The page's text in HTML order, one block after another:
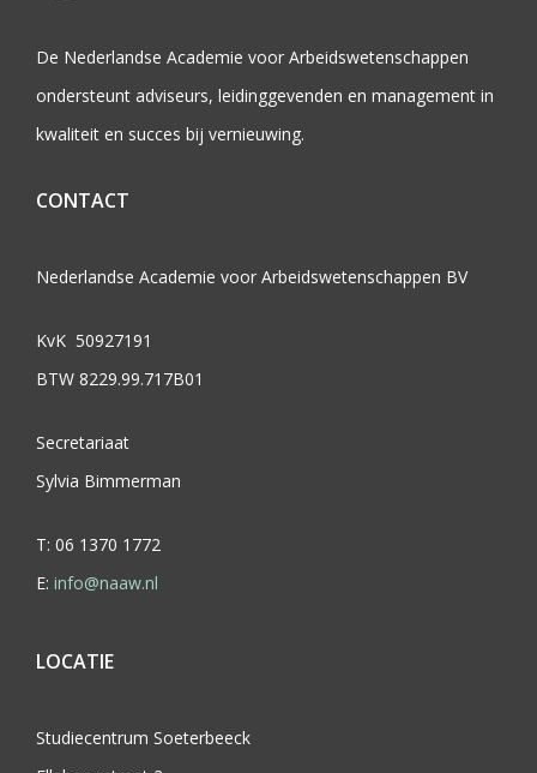
De Nederlandse Academie voor Arbeidswetenschappen
ondersteunt adviseurs, leidinggevenden en management in
kwaliteit en succes bij vernieuwing.
CONTACT
Nederlandse Academie voor Arbeidswetenschappen BV
KvK 50927191
BTW 8229.99.717B01
Secretariaat
Sylvia Bimmerman
T: 06 1370 1772
E: info@naaw.nl
LOCATIE
Studiecentrum Soeterbeeck